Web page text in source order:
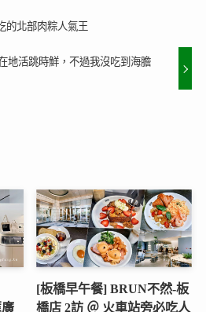
的北部肉粽人氣王
地活跳時鮮，不過我沒吃到海膽
[板橋早午餐] BRUN不然-板
橋店 2訪 ＠ 火車站旁必吃人